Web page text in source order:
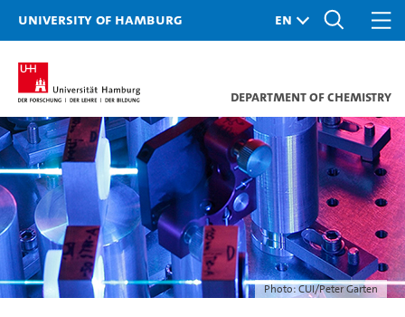
University of Hamburg
Department of Chemistry
Photo: CUI/Peter Garten